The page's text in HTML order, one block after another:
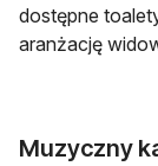
dostępne
aranżację
Muzyczny